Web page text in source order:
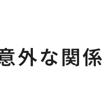
外な関係